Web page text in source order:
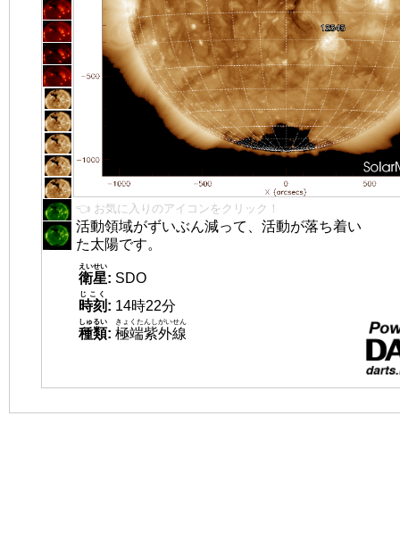
👈 お気に入りのアイコンをクリック！
活動領域がずいぶん減って、活動が落ち着い
た太陽です。
衛星
えいせい
: SDO
時刻
じこく
: 14時22分
種類
しゅるい
: 極端紫外線
きょくたんしがいせん